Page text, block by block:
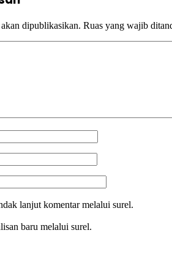
dipublikasikan. Ruas yang wajib
lanjut komentar melalui surel.
baru melalui surel.